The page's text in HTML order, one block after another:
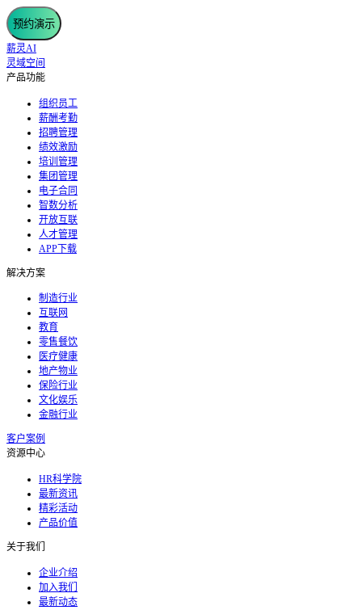
预约演示
薪灵AI
灵域空间
产品功能
组织员工
薪酬考勤
招聘管理
绩效激励
培训管理
集团管理
电子合同
智数分析
开放互联
人才管理
APP下载
解决方案
制造行业
互联网
教育
零售餐饮
医疗健康
地产物业
保险行业
文化娱乐
金融行业
客户案例
资源中心
HR科学院
最新资讯
精彩活动
产品价值
关于我们
企业介绍
加入我们
最新动态